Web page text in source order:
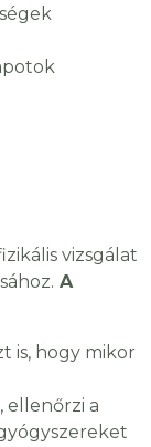
vizsgálat
A
is, hogy mikor
a